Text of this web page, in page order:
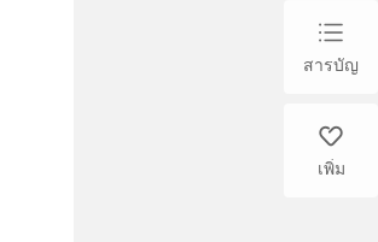
chap_list
สารบัญ
like
เพิ่ม